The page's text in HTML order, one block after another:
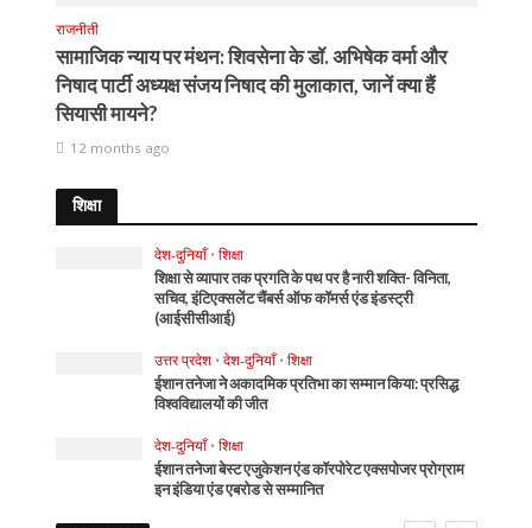
राजनीती
सामाजिक न्याय पर मंथन: शिवसेना के डॉ. अभिषेक वर्मा और
निषाद पार्टी अध्यक्ष संजय निषाद की मुलाकात, जानें क्या हैं
सियासी मायने?
12 months ago
शिक्षा
देश-दुनियाँ • शिक्षा
शिक्षा से व्यापार तक प्रगति के पथ पर है नारी शक्ति- विनिता,
सचिव, इंटिएक्सलेंट चैंबर्स ऑफ कॉमर्स एंड इंडस्ट्री
(आईसीसीआई)
उत्तर प्रदेश • देश-दुनियाँ • शिक्षा
ईशान तनेजा ने अकादमिक प्रतिभा का सम्मान किया: प्रसिद्ध
विश्वविद्यालयों की जीत
देश-दुनियाँ • शिक्षा
ईशान तनेजा बेस्ट एजुकेशन एंड कॉरपोरेट एक्सपोजर प्रोग्राम
इन इंडिया एंड एबरोड से सम्मानित